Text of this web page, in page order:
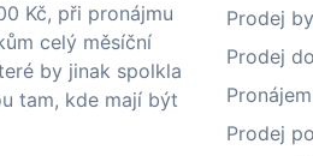
Kč, při pronájmu
celý měsíční
by jinak spolkla
tam, kde mají být
Prodej
Prodej
Prodej